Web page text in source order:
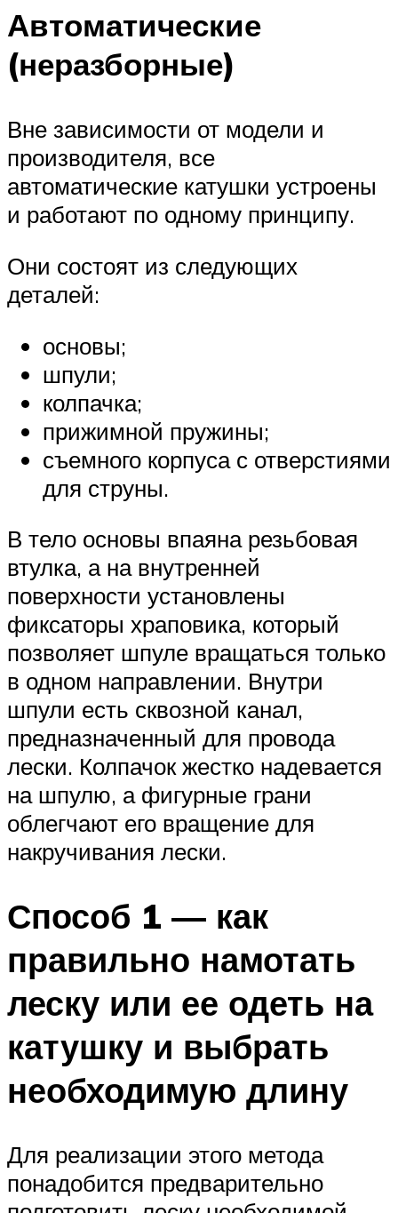
Автоматические
(неразборные)
Вне зависимости от модели и
производителя, все
автоматические катушки устроены
и работают по одному принципу.
Они состоят из следующих
деталей:
основы;
шпули;
колпачка;
прижимной пружины;
съемного корпуса с отверстиями
для струны.
В тело основы впаяна резьбовая
втулка, а на внутренней
поверхности установлены
фиксаторы храповика, который
позволяет шпуле вращаться только
в одном направлении. Внутри
шпули есть сквозной канал,
предназначенный для провода
лески. Колпачок жестко надевается
на шпулю, а фигурные грани
облегчают его вращение для
накручивания лески.
Способ 1 — как
правильно намотать
леску или ее одеть на
катушку и выбрать
необходимую длину
Для реализации этого метода
понадобится предварительно